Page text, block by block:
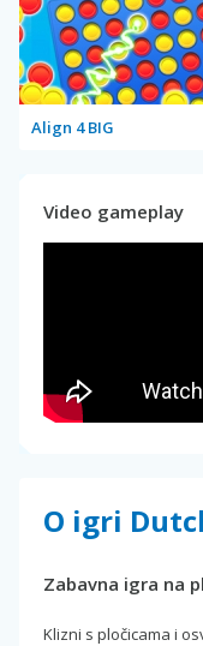
Align 4 BIG
Video gameplay
O igri
Zabavna igra na
Klizni s pločicama i